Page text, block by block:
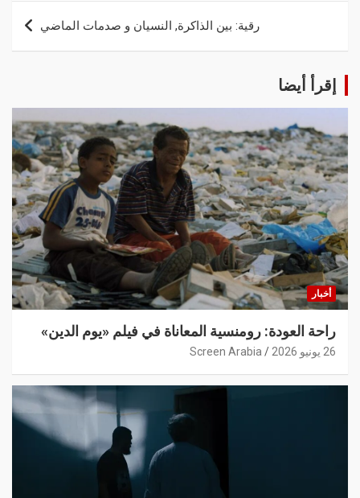
رقية: بين الذاكرة, النسيان و صدمات الماضي
إقرأ أيضا
أخبار
راحة العودة: رومنسية المعاناة في فيلم «يوم الدين»
26 يونيو 2026 Screen Arabia